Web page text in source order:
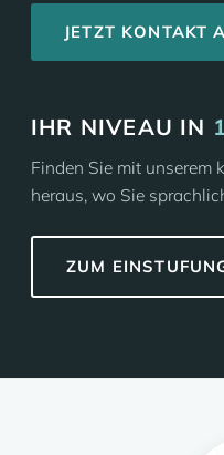
JETZT KONTAKT
IHR NIVEAU IN
Finden Sie mit unserem
heraus, wo Sie
ZUM